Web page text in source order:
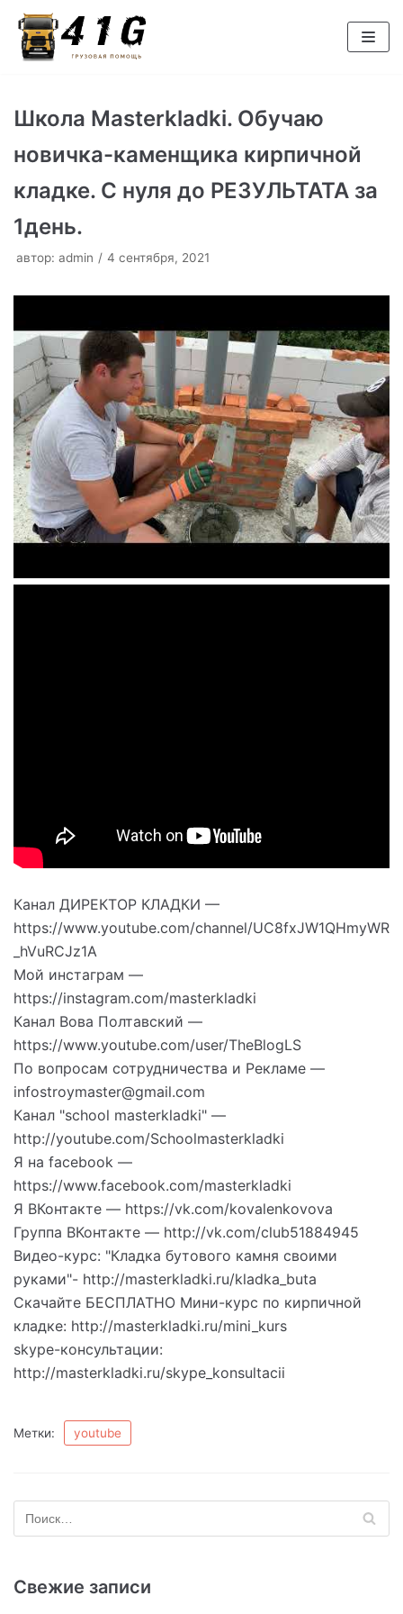
Перейти
к
Школа Masterkladki. Обучаю
новичка-каменщика кирпичной
кладке. С нуля до РЕЗУЛЬТАТА за
1день.
автор: admin 4 сентября, 2021
Канал ДИРЕКТОР КЛАДКИ —
https://www.youtube.com/channel/UC8fxJW1QHmyWR
_hVuRCJz1A
Мой инстаграм —
https://instagram.com/masterkladki
Канал Вова Полтавский —
https://www.youtube.com/user/TheBlogLS
По вопросам сотрудничества и Рекламе —
infostroymaster@gmail.com
Канал "school masterkladki" —
http://youtube.com/Schoolmasterkladki
Я на facebook —
https://www.facebook.com/masterkladki
Я ВКонтакте — https://vk.com/kovalenkovova
Группа ВКонтакте — http://vk.com/club51884945
Видео-курс: "Кладка бутового камня своими
руками"- http://masterkladki.ru/kladka_buta
Скачайте БЕСПЛАТНО Мини-курс по кирпичной
кладке: http://masterkladki.ru/mini_kurs
skype-консультации:
http://masterkladki.ru/skype_konsultacii
Метки: youtube
Свежие записи